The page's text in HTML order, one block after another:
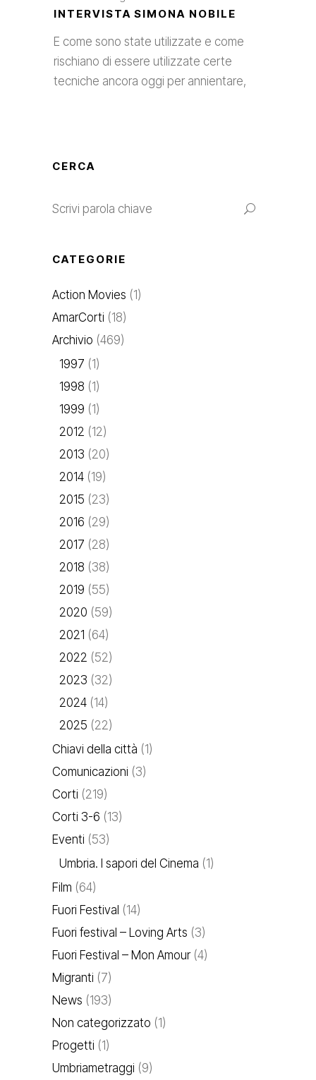
INTERVISTA SIMONA NOBILE
E come sono state utilizzate e come
rischiano di essere utilizzate certe
tecniche ancora oggi per annientare,
CERCA
CATEGORIE
Action Movies (1)
AmarCorti (18)
Archivio (469)
1997 (1)
1998 (1)
1999 (1)
2012 (12)
2013 (20)
2014 (19)
2015 (23)
2016 (29)
2017 (28)
2018 (38)
2019 (55)
2020 (59)
2021 (64)
2022 (52)
2023 (32)
2024 (14)
2025 (22)
Chiavi della città (1)
Comunicazioni (3)
Corti (219)
Corti 3-6 (13)
Eventi (53)
Umbria. I sapori del Cinema (1)
Film (64)
Fuori Festival (14)
Fuori festival – Loving Arts (3)
Fuori Festival – Mon Amour(4)
Migranti (7)
News (193)
Non categorizzato (1)
Progetti (1)
Umbriametraggi (9)